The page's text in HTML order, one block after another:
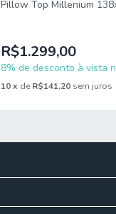
Pillow Top Millenium
R$1.299,00
8% de desconto à vista
10 x de R$141,20 sem juros